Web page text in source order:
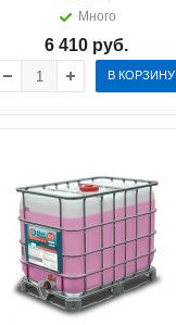
Много
6 410 руб.
В КОРЗИНУ